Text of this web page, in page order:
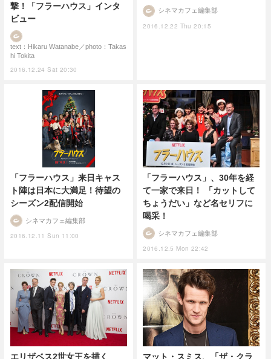
撃！「フラーハウス」インタ
ビュー
2016.12.24 Sat 20:30
text：Hikaru Watanabe／photo：Takas
hi Tokita
2016.12.22 Thu 20:15
シネマカフェ編集部
「フラーハウス」来日キャス
ト陣は日本に大満足！待望の
シーズン2配信開始
2016.12.11 Sun 11:00
シネマカフェ編集部
「フラーハウス」、30年を経
て一家で来日！ 「カットして
ちょうだい」など名セリフに
喝采！
2016.12.5 Mon 22:42
シネマカフェ編集部
エリザベス2世女王を描く
マット・スミス、「ザ・クラ